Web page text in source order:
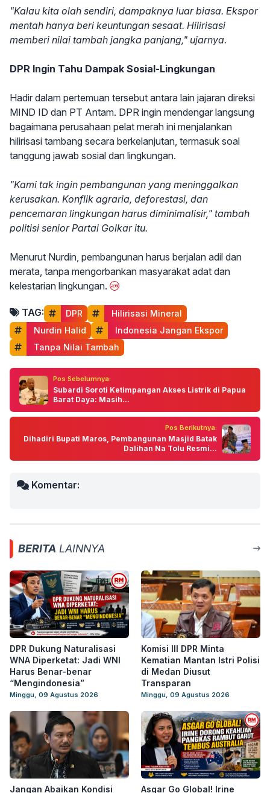
"Kalau kita olah sendiri, dampaknya luar biasa. Ekspor
mentah hanya beri keuntungan sesaat. Hilirisasi
memberi nilai tambah jangka panjang," ujarnya.
DPR Ingin Tahu Dampak Sosial-Lingkungan
Hadir dalam pertemuan tersebut antara lain jajaran direksi
MIND ID dan PT Antam. DPR ingin mendengar langsung
bagaimana perusahaan pelat merah ini menjalankan
hilirisasi tambang secara berkelanjutan, termasuk soal
tanggung jawab sosial dan lingkungan.
"Kami tak ingin pembangunan yang meninggalkan
kerusakan. Konflik agraria, deforestasi, dan
pencemaran lingkungan harus diminimalisir," tambah
politisi senior Partai Golkar itu.
Menurut Nurdin, pembangunan harus berjalan adil dan
merata, tanpa mengorbankan masyarakat adat dan
kelestarian lingkungan.
TAG: DPR
Hilirisasi Mineral
Nurdin Halid
Indonesia Jangan Ekspor
Tanpa Nilai Tambah
Pos Sebelumnya:
Subardi Soroti Ketimpangan Akses Listrik di Papua
Barat Daya: Masih...
Pos Berikutnya:
Dihadiri Bupati Maros, Pembangunan Masjid Batak
Dalihan Na Tolu Resmi...
Komentar:
BERITA LAINNYA
DPR Dukung Naturalisasi
WNA Diperketat: Jadi WNI
Harus Benar-benar
“Mengindonesia”
Minggu, 09 Agustus 2026
Komisi III DPR Minta
Kematian Mantan Istri Polisi
di Medan Diusut
Transparan
Minggu, 09 Agustus 2026
Jangan Abaikan Kondisi Asgar Go Global! Irine